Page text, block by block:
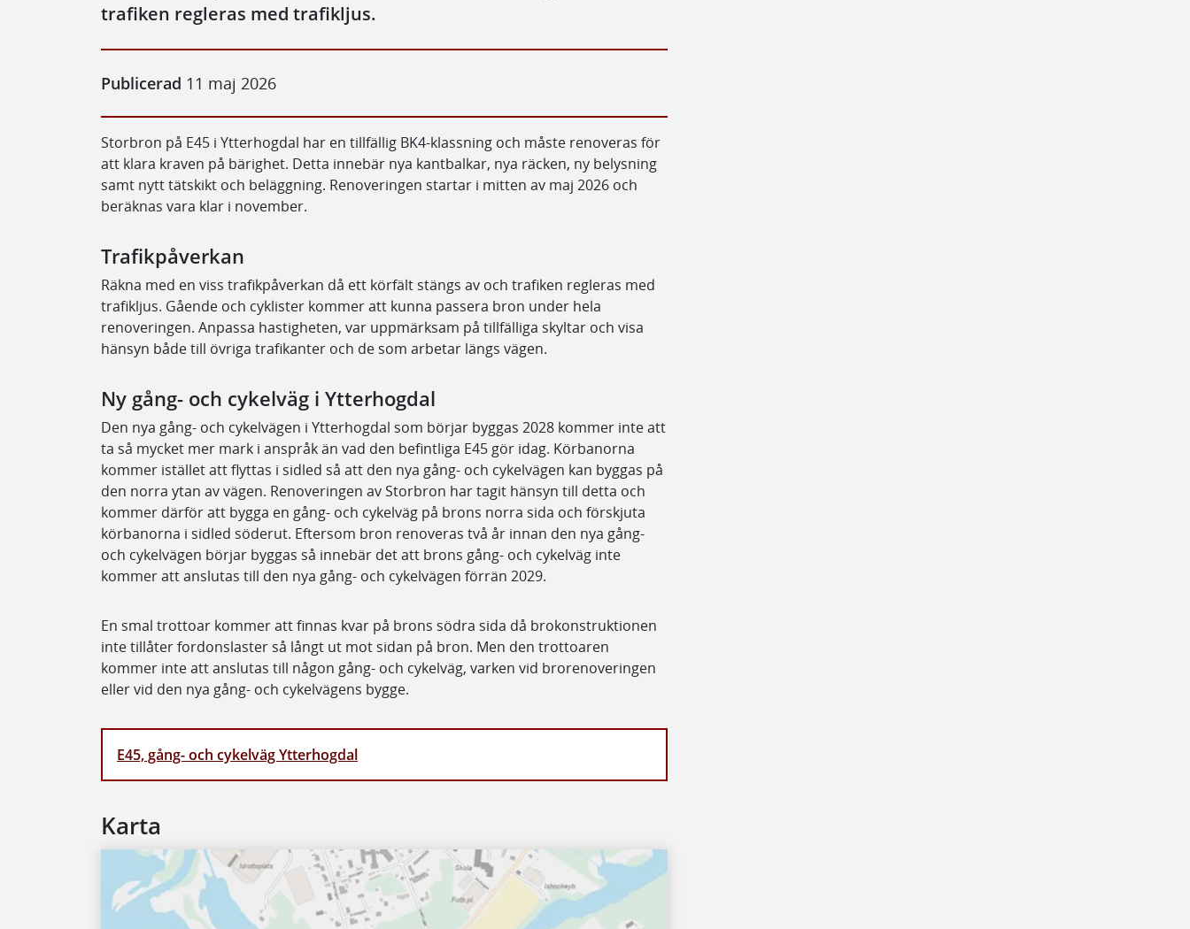
trafiken regleras med trafikljus.
Publicerad 11 maj 2026
Storbron på E45 i Ytterhogdal har en tillfällig BK4-klassning och måste renoveras för
att klara kraven på bärighet. Detta innebär nya kantbalkar, nya räcken, ny belysning
samt nytt tätskikt och beläggning. Renoveringen startar i mitten av maj 2026 och
beräknas vara klar i november.
Trafikpåverkan
Räkna med en viss trafikpåverkan då ett körfält stängs av och trafiken regleras med
trafikljus. Gående och cyklister kommer att kunna passera bron under hela
renoveringen. Anpassa hastigheten, var uppmärksam på tillfälliga skyltar och visa
hänsyn både till övriga trafikanter och de som arbetar längs vägen.
Ny gång- och cykelväg i Ytterhogdal
Den nya gång- och cykelvägen i Ytterhogdal som börjar byggas 2028 kommer inte att
ta så mycket mer mark i anspråk än vad den befintliga E45 gör idag. Körbanorna
kommer istället att flyttas i sidled så att den nya gång- och cykelvägen kan byggas på
den norra ytan av vägen. Renoveringen av Storbron har tagit hänsyn till detta och
kommer därför att bygga en gång- och cykelväg på brons norra sida och förskjuta
körbanorna i sidled söderut. Eftersom bron renoveras två år innan den nya gång-
och cykelvägen börjar byggas så innebär det att brons gång- och cykelväg inte
kommer att anslutas till den nya gång- och cykelvägen förrän 2029.
En smal trottoar kommer att finnas kvar på brons södra sida då brokonstruktionen
inte tillåter fordonslaster så långt ut mot sidan på bron. Men den trottoaren
kommer inte att anslutas till någon gång- och cykelväg, varken vid brorenoveringen
eller vid den nya gång- och cykelvägens bygge.
E45, gång- och cykelväg Ytterhogdal
Karta